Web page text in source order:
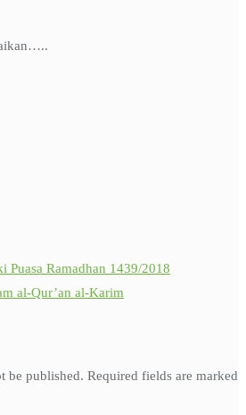
Puasa Ramadhan 1439/2018
al-Qur’an al-Karim
be published. Required fields are marked